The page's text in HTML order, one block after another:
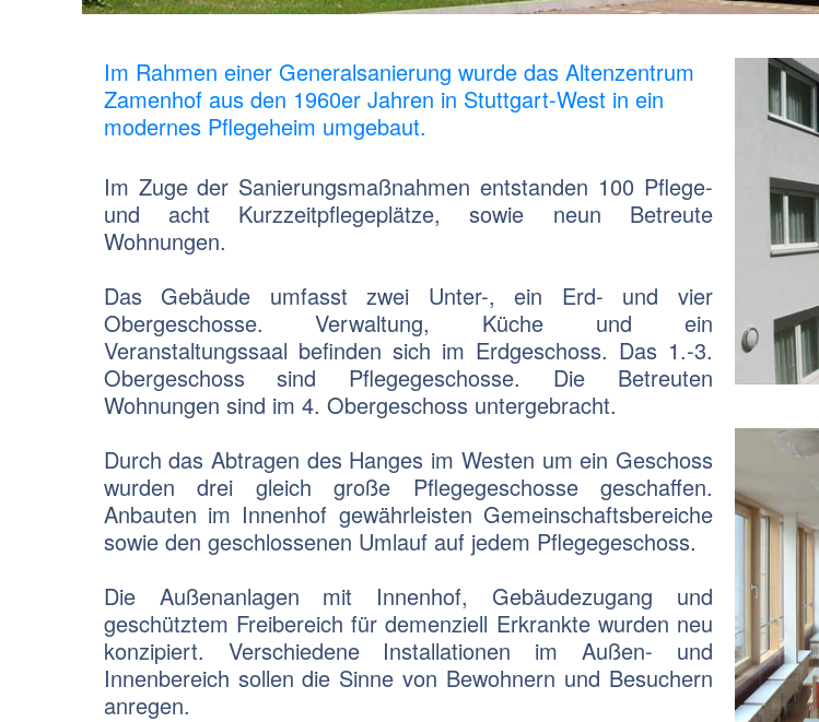
Im Rahmen einer Generalsanierung wurde das Altenzentrum
Zamenhof aus den 1960er Jahren in Stuttgart-West in ein
modernes Pflegeheim umgebaut.
Im Zuge der Sanierungsmaßnahmen entstanden 100 Pflege-
und acht Kurzzeitpflegeplätze, sowie neun Betreute
Wohnungen.
Das Gebäude umfasst zwei Unter-, ein Erd- und vier
Obergeschosse. Verwaltung, Küche und ein
Veranstaltungssaal befinden sich im Erdgeschoss. Das 1.-3.
Obergeschoss sind Pflegegeschosse. Die Betreuten
Wohnungen sind im 4. Obergeschoss untergebracht.
Durch das Abtragen des Hanges im Westen um ein Geschoss
wurden drei gleich große Pflegegeschosse geschaffen.
Anbauten im Innenhof gewährleisten Gemeinschaftsbereiche
sowie den geschlossenen Umlauf auf jedem Pflegegeschoss.
Die Außenanlagen mit Innenhof, Gebäudezugang und
geschütztem Freibereich für demenziell Erkrankte wurden neu
konzipiert. Verschiedene Installationen im Außen- und
Innenbereich sollen die Sinne von Bewohnern und Besuchern
anregen.